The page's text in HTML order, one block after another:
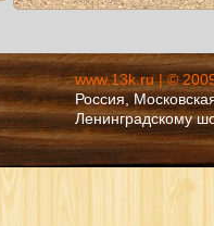
www.13k.ru | ©
Россия,
Ленинградскому